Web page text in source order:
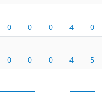
0 0 0 4
0
0 0 0 4 5